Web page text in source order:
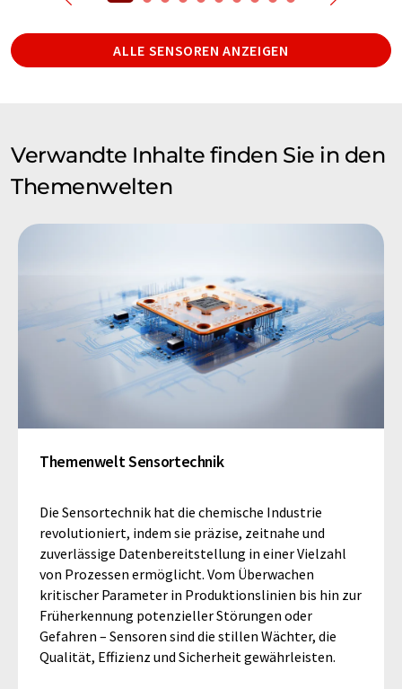
ALLE SENSOREN ANZEIGEN
Verwandte Inhalte finden Sie in den
Themenwelten
Themenwelt Sensortechnik
Die Sensortechnik hat die chemische Industrie
revolutioniert, indem sie präzise, zeitnahe und
zuverlässige Datenbereitstellung in einer Vielzahl
von Prozessen ermöglicht. Vom Überwachen
kritischer Parameter in Produktionslinien bis hin zur
Früherkennung potenzieller Störungen oder
Gefahren – Sensoren sind die stillen Wächter, die
Qualität, Effizienz und Sicherheit gewährleisten.